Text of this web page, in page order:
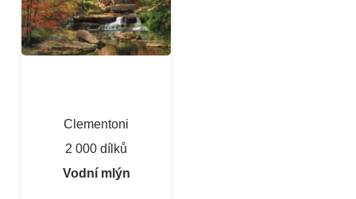
Clementoni
2 000 dílků
Vodní mlýn